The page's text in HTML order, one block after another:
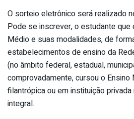
O sorteio eletrônico será realizado
Pode se inscrever, o estudante que
Médio e suas modalidades, de
estabelecimentos de ensino da
(no âmbito federal, estadual,
comprovadamente, cursou o
filantrópica ou em instituição
integral.